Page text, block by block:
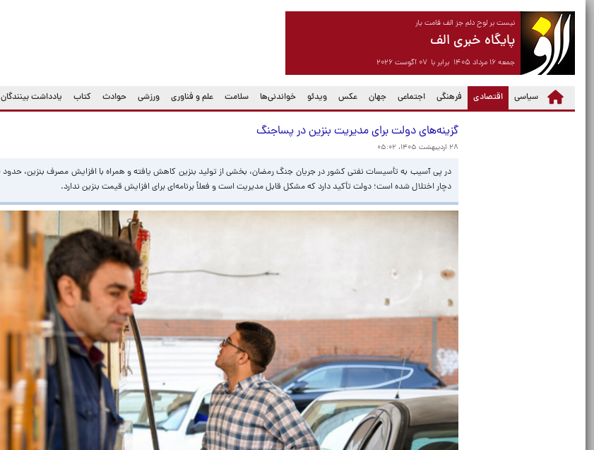
نیست بر لوح دلم جز الف قامت یار
پایگاه خبری الف
جمعه ۱۶ مرداد ۱۴۰۵ برابر با ۰۷ آگوست ۲۰۲۶
سیاسی اقتصادی
(current) فرهنگی اجتماعی جهان عکس ویدئو خواندنی‌ها سلامت علم و فناوری ورزشی حوادث کتاب یادداشت بینندگان
گزینه‌های دولت برای مدیریت بنزین در پساجنگ
۲۸ اردیبهشت ۱۴۰۵، ۰۵:۰۲
دچار اختلال شده است؛ دولت تأکید دارد که مشکل قابل مدیریت است و فعلاً برنامه‌ای برای افزایش قیمت بنزین ندارد.